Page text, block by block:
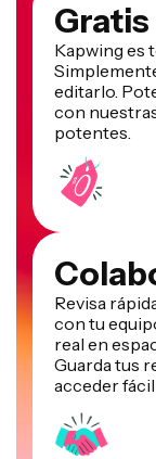
Gratis
Kapwing es
editarlo.
con
potentes.
Revisa
con tu
real en
Guarda tus
acceder